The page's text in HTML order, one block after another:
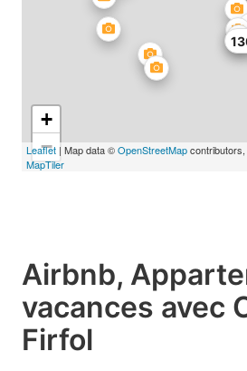
+
−
Leaflet | Map data ©OpenStreetMapcontributors,
MapTiler
Airbnb,
vacances avec
Firfol